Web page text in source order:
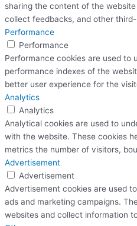
sharing the content of the
collect feedbacks, and other
Performance
Performance
Performance cookies are used to
performance indexes of the
better user experience for the
Analytics
Analytics
Analytical cookies are used to
with the website. These cookies
metrics the number of visitors,
Advertisement
Advertisement
Advertisement cookies are used
ads and marketing campaigns.
websites and collect information